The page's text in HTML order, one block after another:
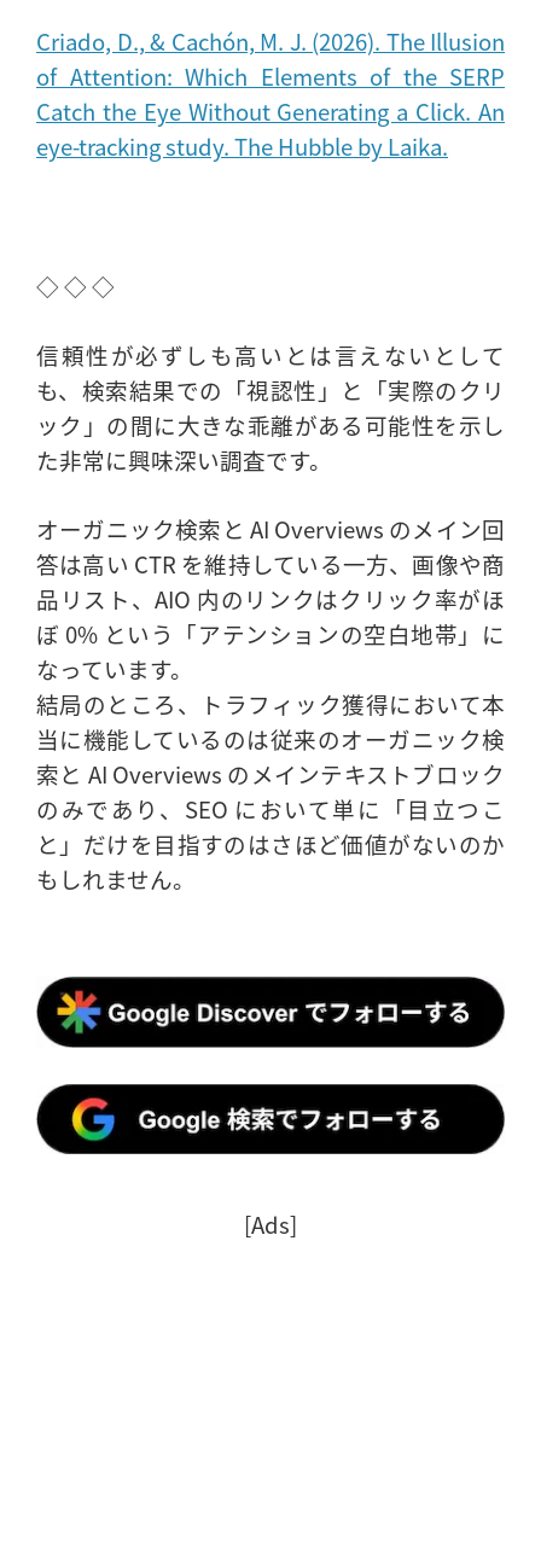
Criado, D., & Cachón, M. J. (2026). The Illusion
of Attention: Which Elements of the SERP
Catch the Eye Without Generating a Click. An
eye-tracking study. The Hubble by Laika.
◇ ◇ ◇
信頼性が必ずしも高いとは言えないとして
も、検索結果での「視認性」と「実際のクリ
ック」の間に大きな乖離がある可能性を示し
た非常に興味深い調査です。
オーガニック検索と AI Overviews のメイン回
答は高い CTR を維持している一方、画像や商
品リスト、AIO 内のリンクはクリック率がほ
ぼ 0% という「アテンションの空白地帯」に
なっています。
結局のところ、トラフィック獲得において本
当に機能しているのは従来のオーガニック検
索と AI Overviews のメインテキストブロック
のみであり、SEO において単に「目立つこ
と」だけを目指すのはさほど価値がないのか
もしれません。
[Ads]